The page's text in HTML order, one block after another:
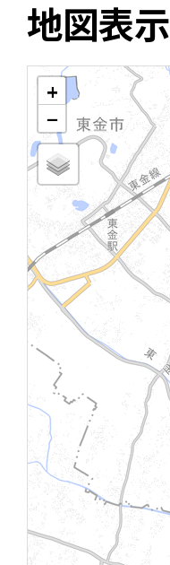
地図表示
+
−